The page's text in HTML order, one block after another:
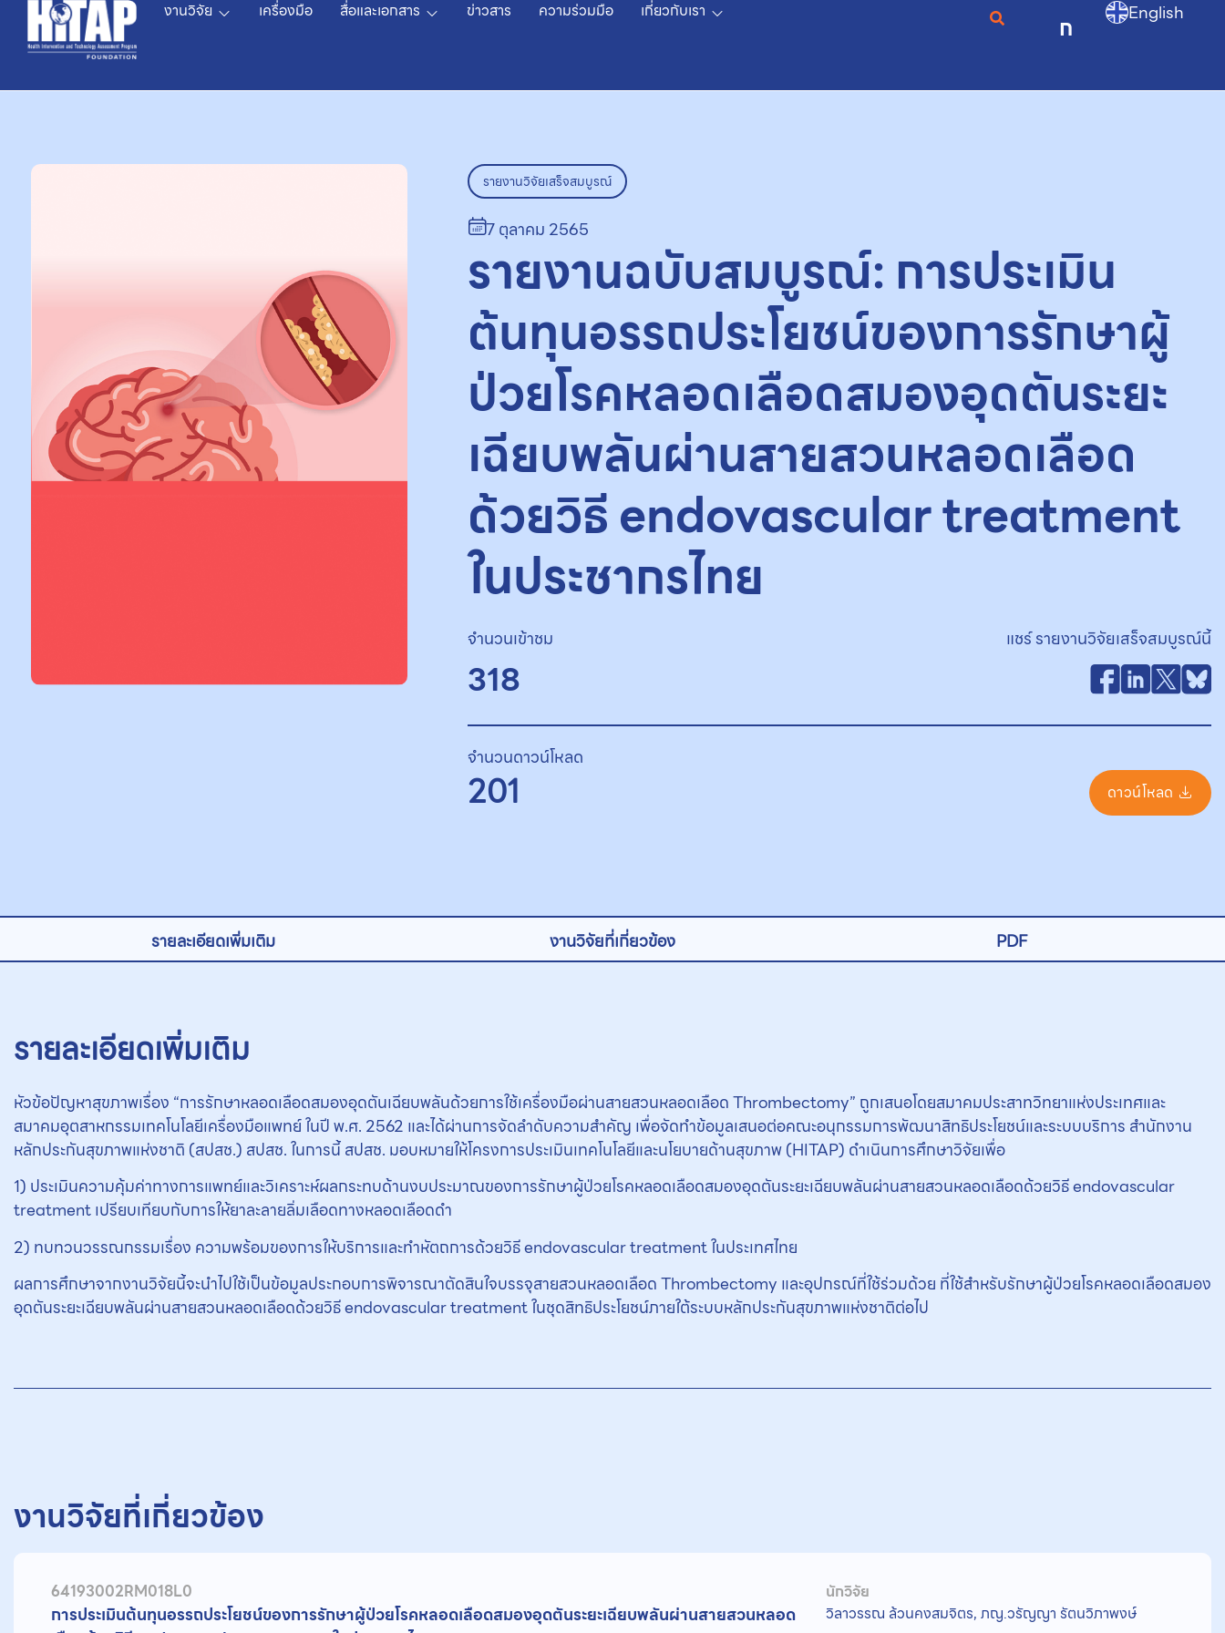
งานวิจัย เครื่องมือ สื่อและเอกสาร ข่าวสาร ความร่วมมือ เกี่ยวกับเรา
ก English
รายงานวิจัยเสร็จสมบูรณ์
7 ตุลาคม 2565
รายงานฉบับสมบูรณ์: การประเมิน
ต้นทุนอรรถประโยชน์ของการรักษาผู้
ป่วยโรคหลอดเลือดสมองอุดตันระยะ
เฉียบพลันผ่านสายสวนหลอดเลือด
ด้วยวิธี endovascular treatment
ในประชากรไทย
จำนวนเข้าชม
318
แชร์ รายงานวิจัยเสร็จสมบูรณ์นี้
จำนวนดาวน์โหลด
201 ดาวน์โหลด
รายละเอียดเพิ่มเติม งานวิจัยที่เกี่ยวข้อง PDF
รายละเอียดเพิ่มเติม
หัวข้อปัญหาสุขภาพเรื่อง “การรักษาหลอดเลือดสมองอุดตันเฉียบพลันด้วยการใช้เครื่องมือผ่านสายสวนหลอดเลือด Thrombectomy” ถูกเสนอโดยสมาคมประสาทวิทยาแห่งประเทศและ
สมาคมอุตสาหกรรมเทคโนโลยีเครื่องมือแพทย์ ในปี พ.ศ. 2562 และได้ผ่านการจัดลำดับความสำคัญ เพื่อจัดทำข้อมูลเสนอต่อคณะอนุกรรมการพัฒนาสิทธิประโยชน์และระบบบริการ สำนักงาน
หลักประกันสุขภาพแห่งชาติ (สปสช.) สปสช. ในการนี้ สปสช. มอบหมายให้โครงการประเมินเทคโนโลยีและนโยบายด้านสุขภาพ (HITAP) ดำเนินการศึกษาวิจัยเพื่อ
1) ประเมินความคุ้มค่าทางการแพทย์และวิเคราะห์ผลกระทบด้านงบประมาณของการรักษาผู้ป่วยโรคหลอดเลือดสมองอุดตันระยะเฉียบพลันผ่านสายสวนหลอดเลือดด้วยวิธี endovascular
treatment เปรียบเทียบกับการให้ยาละลายลิ่มเลือดทางหลอดเลือดดำ
2) ทบทวนวรรณกรรมเรื่อง ความพร้อมของการให้บริการและทำหัตถการด้วยวิธี endovascular treatment ในประเทศไทย
ผลการศึกษาจากงานวิจัยนี้จะนำไปใช้เป็นข้อมูลประกอบการพิจารณาตัดสินใจบรรจุสายสวนหลอดเลือด Thrombectomy และอุปกรณ์ที่ใช้ร่วมด้วย ที่ใช้สำหรับรักษาผู้ป่วยโรคหลอดเลือดสมอง
อุดตันระยะเฉียบพลันผ่านสายสวนหลอดเลือดด้วยวิธี endovascular treatment ในชุดสิทธิประโยชน์ภายใต้ระบบหลักประกันสุขภาพแห่งชาติต่อไป
งานวิจัยที่เกี่ยวข้อง
64193002RM018L0
การประเมินต้นทุนอรรถประโยชน์ของการรักษาผู้ป่วยโรคหลอดเลือดสมองอุดตันระยะเฉียบพลันผ่านสายสวนหลอด
นักวิจัย
วิลาวรรณ ล้วนคงสมจิตร, ภญ.วรัญญา รัตนวิภาพงษ์